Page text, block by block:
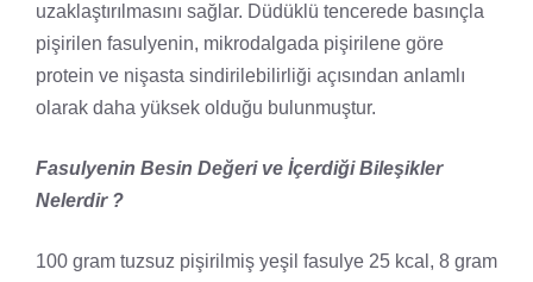
uzaklaştırılmasını sağlar. Düdüklü tencerede basınçla
pişirilen fasulyenin, mikrodalgada pişirilene göre
protein ve nişasta sindirilebilirliği açısından anlamlı
olarak daha yüksek olduğu bulunmuştur.
Fasulyenin Besin Değeri ve İçerdiği Bileşikler
Nelerdir ?
100 gram tuzsuz pişirilmiş yeşil fasulye 25 kcal, 8 gram